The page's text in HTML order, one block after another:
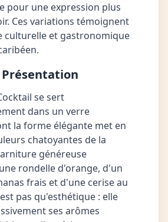
pour une expression plus
Ces variations témoignent
culturelle et gastronomique
Présentation
se sert
dans un verre
la forme élégante met en
chatoyantes de la
généreuse
rondelle d'orange, d'un
frais et d'une cerise au
pas qu'esthétique : elle
ses arômes